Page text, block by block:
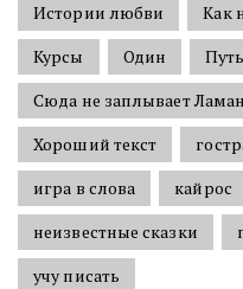
Истории любви
Как
Курсы
Один
Сюда не заплывает
Хороший текст
игра в слова
кайрос
неизвестные сказки
учу писать